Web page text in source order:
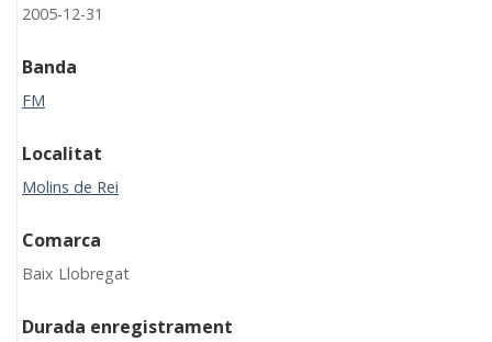
2005-12-31
Banda
FM
Localitat
Molins de Rei
Comarca
Baix Llobregat
Durada enregistrament